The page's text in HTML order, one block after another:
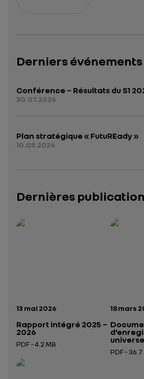
Derniers événements
Conférence – Résultats du S1
30.07.2026
Plan stratégique « FutuREady »
10.03.2026
Dernières
Date de publication:
13 mai 2026
Rapport intégré 2025 –
2026
PDF - 4.2 MB
Ouverture dans un nouvel onglet
Rapport intégré 2025 – 2026—
Date de
18 mars
PDF - 36.7
Présentation institutionnelle 2026